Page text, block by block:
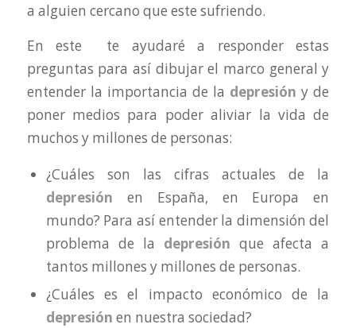
a alguien cercano que este sufriendo.
En este te ayudaré a responder estas
preguntas para así dibujar el marco general y
entender la importancia de la depresión y de
poner medios para poder aliviar la vida de
muchos y millones de personas:
¿Cuáles son las cifras actuales de la
depresión en España, en Europa en
mundo? Para así entender la dimensión del
problema de la depresión que afecta a
tantos millones y millones de personas.
¿Cuáles es el impacto económico de la
depresión en nuestra sociedad?